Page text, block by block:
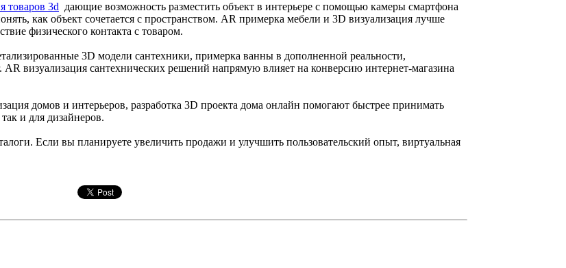
товаров 3d дающие возможность разместить объект в интерьере с помощью камеры смартфона
как объект сочетается с пространством. AR примерка мебели и 3D визуализация лучше
физического контакта с товаром.
3D модели сантехники, примерка ванны в дополненной реальности,
визуализация сантехнических решений напрямую влияет на конверсию интернет-магазина
домов и интерьеров, разработка 3D проекта дома онлайн помогают быстрее принимать
и для дизайнеров.
Если вы планируете увеличить продажи и улучшить пользовательский опыт, виртуальная